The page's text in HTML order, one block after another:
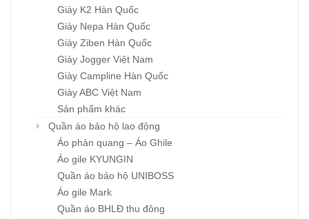
Giày K2 Hàn Quốc
Giày Nepa Hàn Quốc
Giày Ziben Hàn Quốc
Giày Jogger Việt Nam
Giày Campline Hàn Quốc
Giày ABC Việt Nam
Sản phẩm khác
Quần áo bảo hộ lao động
Áo phản quang – Áo Ghile
Áo gile KYUNGIN
Quần áo bảo hộ UNIBOSS
Áo gile Mark
Quần áo BHLĐ thu đông